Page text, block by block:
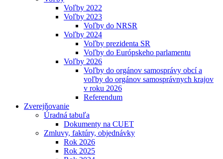
Voľby 2022
Voľby 2023
Voľby do NRSR
Voľby 2024
Voľby prezidenta SR
Voľby do Európskeho parlamentu
Voľby 2026
Voľby do orgánov samosprávy obcí a
voľby do orgánov samosprávnych krajov
v roku 2026
Referendum
Zverejňovanie
Úradná tabuľa
Dokumenty na CUET
Zmluvy, faktúry, objednávky
Rok 2026
Rok 2025